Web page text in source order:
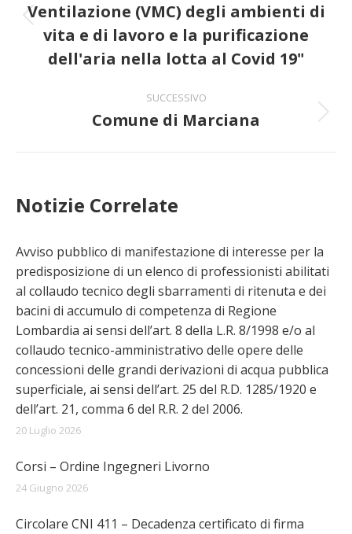
i
post
Post
precedente:
Ventilazione (VMC) degli ambienti di
vita e di lavoro e la purificazione
dell'aria nella lotta al Covid 19"
SUCCESSIVO
Prossimo
Comune di Marciana
Notizie Correlate
Avviso pubblico di manifestazione di interesse per la
predisposizione di un elenco di professionisti abilitati
al collaudo tecnico degli sbarramenti di ritenuta e dei
bacini di accumulo di competenza di Regione
Lombardia ai sensi dell’art. 8 della L.R. 8/1998 e/o al
collaudo tecnico-amministrativo delle opere delle
concessioni delle grandi derivazioni di acqua pubblica
superficiale, ai sensi dell’art. 25 del R.D. 1285/1920 e
dell’art. 21, comma 6 del R.R. 2 del 2006.
20 Luglio 2026
Corsi – Ordine Ingegneri Livorno
24 Giugno 2026
Circolare CNI 411 – Decadenza certificato di firma